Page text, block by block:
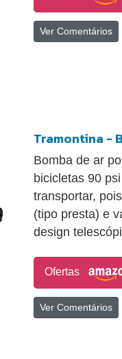
Ver Comentários
Tramontina -
Bomba de ar
bicicletas 90
transportar,
(tipo presta) e
design
Ofertas
Ver Comentários